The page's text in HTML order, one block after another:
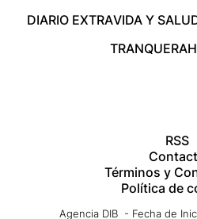
DIARIO EXTRAVIDA Y
TRANQUERA
RSS
Términos y
Política de
Agencia DIB - Fecha de